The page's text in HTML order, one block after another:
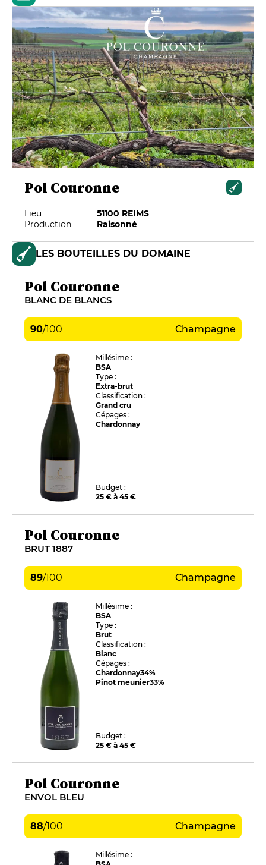
Pol Couronne
Lieu
51100 REIMS
Production
Raisonné
LES BOUTEILLES DU DOMAINE
Pol Couronne
BLANC DE BLANCS
90/100 Champagne
Millésime :
BSA
Type :
Extra-brut
Classification :
Grand cru
Cépages :
Chardonnay
Budget :
25 € à 45 €
Pol Couronne
BRUT 1887
89/100 Champagne
Millésime :
BSA
Type :
Brut
Classification :
Blanc
Cépages :
Chardonnay34%
Pinot meunier33%
Budget :
25 € à 45 €
Pol Couronne
ENVOL BLEU
88/100 Champagne
Millésime :